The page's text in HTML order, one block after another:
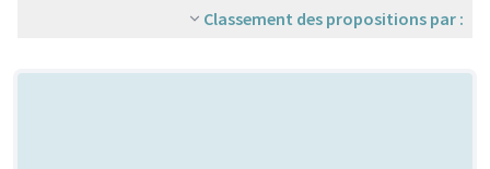
Classement des propositions par :